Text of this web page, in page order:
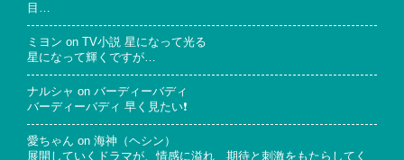
目…
ミヨン on TV小説 星になって光る
星になって輝くですが…
ナルシャ on バーディーバディ
バーディーバディ 早く見たい❗
愛ちゃん on 海神（ヘシン）
展開していくドラマが、情感に溢れ 期待と刺激をもたらしてく